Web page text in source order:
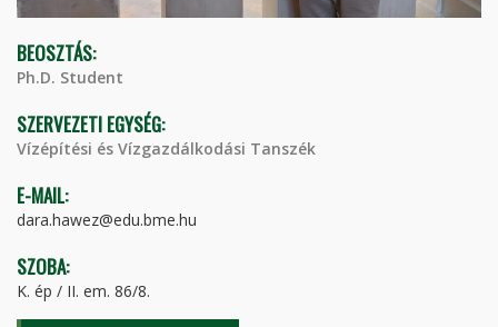
BEOSZTÁS:
Ph.D. Student
SZERVEZETI EGYSÉG:
Vízépítési és Vízgazdálkodási Tanszék
E-MAIL:
dara.hawez@edu.bme.hu
SZOBA:
K. ép / II. em. 86/8.